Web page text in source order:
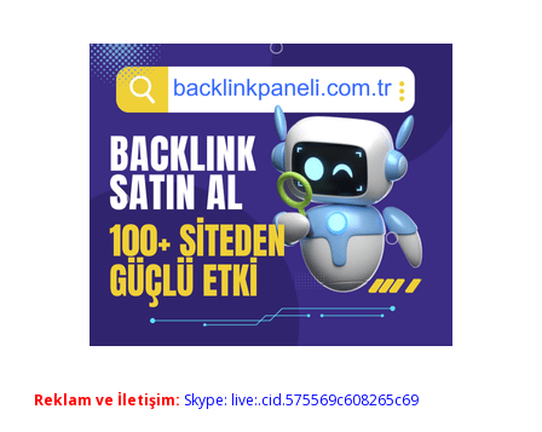
Reklam ve İletişim: Skype: live:.cid.575569c608265c69